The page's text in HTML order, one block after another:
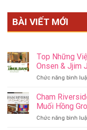
BÀI VIẾT MỚI
Top Những
Onsen & Jjim
Chức năng bình
Cham
Muối Hồng
Chức năng bình